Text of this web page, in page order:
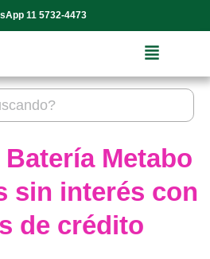
11 5732-4473
Metabo
sin interés con
de crédito